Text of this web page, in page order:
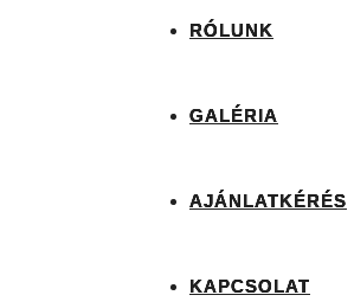
RÓLUNK
GALÉRIA
AJÁNLATKÉRÉS
KAPCSOLAT